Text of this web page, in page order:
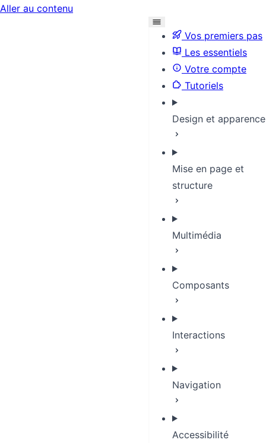
Aller au contenu
Vos premiers pas
Les essentiels
Votre compte
Tutoriels
Design et apparence
Mise en page et
structure
Multimédia
Composants
Interactions
Navigation
Accessibilité